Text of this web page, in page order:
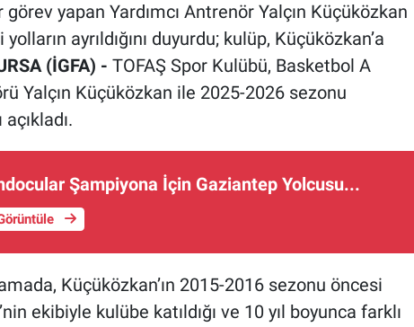
görev yapan Yardımcı Antrenör Yalçın Küçüközkan
ayrıldığını duyurdu; kulüp, Küçüközkan’a
(İGFA) - TOFAŞ Spor Kulübü, Basketbol A
Yalçın Küçüközkan ile 2025-2026 sezonu
açıkladı.
Şampiyona İçin Gaziantep Yolcusu...
Küçüközkan’ın 2015-2016 sezonu öncesi
ekibiyle kulübe katıldığı ve 10 yıl boyunca farklı